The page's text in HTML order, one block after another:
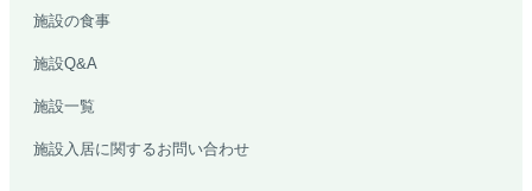
施設の食事
施設Q&A
施設一覧
施設入居に関するお問い合わせ
MARUOKA AI GUIDE
まるおかAI案内